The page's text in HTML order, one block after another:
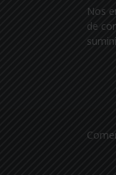
Nos
de